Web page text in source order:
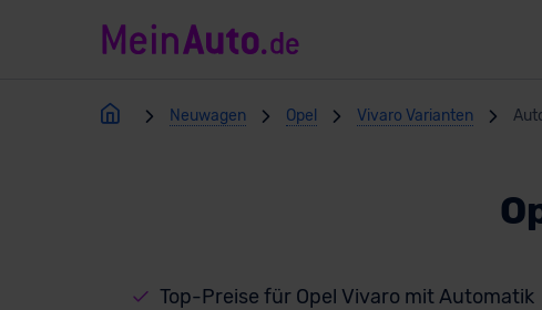
Neuwagen Opel Vivaro Varianten
Top-Preise für Opel Vivaro mit Automatik